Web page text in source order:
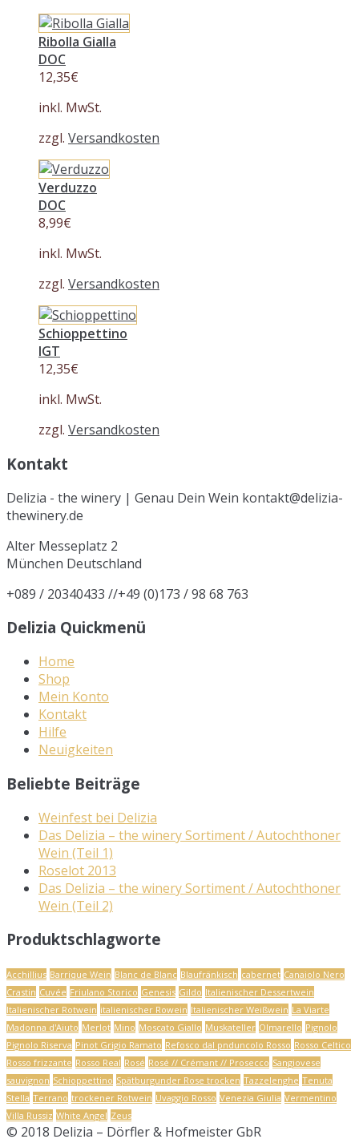
Ribolla Gialla
DOC
12,35€
inkl. MwSt.
zzgl. Versandkosten
Verduzzo
DOC
8,99€
inkl. MwSt.
zzgl. Versandkosten
Schioppettino
IGT
12,35€
inkl. MwSt.
zzgl. Versandkosten
Kontakt
Delizia - the winery | Genau Dein Wein kontakt@delizia-
thewinery.de
Alter Messeplatz 2
München Deutschland
+089 / 20340433 //+49 (0)173 / 98 68 763
Delizia Quickmenü
Home
Shop
Mein Konto
Kontakt
Hilfe
Neuigkeiten
Beliebte Beiträge
Weinfest bei Delizia
Das Delizia – the winery Sortiment / Autochthoner
Wein (Teil 1)
Roselot 2013
Das Delizia – the winery Sortiment / Autochthoner
Wein (Teil 2)
Produktschlagworte
Acchillius Barrique Wein Blanc de Blanc Blaufränkisch cabernet Canaiolo Nero
Crastin Cuvée Friulano Storico Genesis Gildo Italienischer Dessertwein
Italienischer Rotwein italienischer Rowein Italienischer Weißwein La Viarte
Madonna d'Aiuto Merlot Mino Moscato Giallo Muskateller Olmarello Pignolo
Pignolo Riserva Pinot Grigio Ramato Refosco dal pnduncolo Rosso Rosso Celtico
Rosso frizzante Rosso Real Rosé Rosé // Crémant // Prosecco Sangiovese
sauvignon Schioppettino Spätburgunder Rose trocken Tazzelenghe Tenuta
Stella Terrano trockener Rotwein Uvaggio Rosso Venezia Giulia Vermentino
Villa Russiz White Angel Zeus
© 2018 Delizia – Dörfler & Hofmeister GbR